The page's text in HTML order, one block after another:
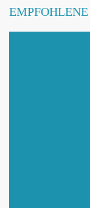
Mit